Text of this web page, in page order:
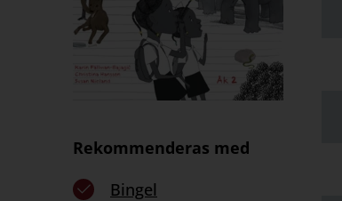
Rekommenderas med
Bingel